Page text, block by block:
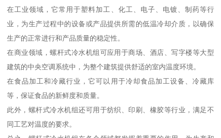
在工业领域，它常用于塑料加工、化工、电子、电镀、制药等行
业，为生产过程中的设备或产品提供所需的低温冷却介质，以确保
生产的正常进行和产品质量的稳定性。
在商业领域，螺杆式冷水机组可应用于商场、酒店、写字楼等大型
建筑的中央空调系统中，为整个建筑提供舒适的室内温度环境。
在食品加工和冷藏行业，它可以用于冷却食品加工设备、冷藏库
等，保证食品的新鲜度和质量。
此外，螺杆式冷水机组还可用于纺织、印刷、橡胶等行业，满足不
同工艺对温度的要求。